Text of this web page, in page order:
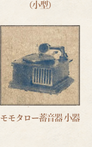
（小型）
モモタロー蓄音器 小器